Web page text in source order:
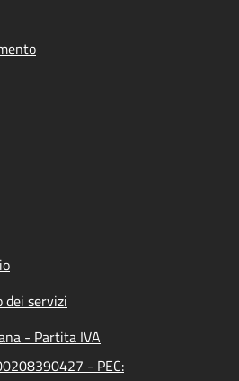
dei servizi
- Partita IVA
- PEC: